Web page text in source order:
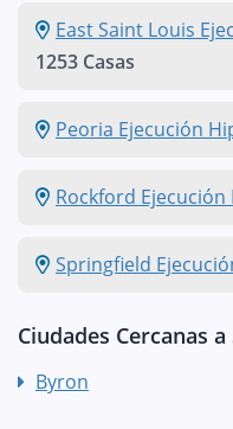
East Saint Louis
1253 Casas
Peoria Ejecución
Rockford
Springfield
Ciudades Cercanas
Byron